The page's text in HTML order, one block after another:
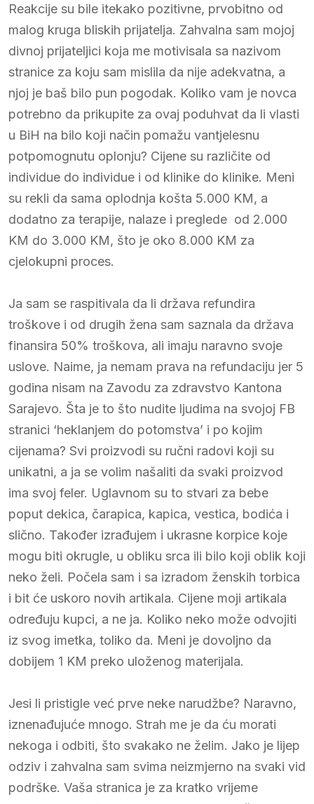
Reakcije su bile itekako pozitivne, prvobitno od
malog kruga bliskih prijatelja. Zahvalna sam mojoj
divnoj prijateljici koja me motivisala sa nazivom
stranice za koju sam mislila da nije adekvatna, a
njoj je baš bilo pun pogodak. Koliko vam je novca
potrebno da prikupite za ovaj poduhvat da li vlasti
u BiH na bilo koji način pomažu vantjelesnu
potpomognutu oplonju? Cijene su različite od
individue do individue i od klinike do klinike. Meni
su rekli da sama oplodnja košta 5.000 KM, a
dodatno za terapije, nalaze i preglede od 2.000
KM do 3.000 KM, što je oko 8.000 KM za
cjelokupni proces.
Ja sam se raspitivala da li država refundira
troškove i od drugih žena sam saznala da država
finansira 50% troškova, ali imaju naravno svoje
uslove. Naime, ja nemam prava na refundaciju jer 5
godina nisam na Zavodu za zdravstvo Kantona
Sarajevo. Šta je to što nudite ljudima na svojoj FB
stranici ‘heklanjem do potomstva’ i po kojim
cijenama? Svi proizvodi su ručni radovi koji su
unikatni, a ja se volim našaliti da svaki proizvod
ima svoj feler. Uglavnom su to stvari za bebe
poput dekica, čarapica, kapica, vestica, bodića i
slično. Također izrađujem i ukrasne korpice koje
mogu biti okrugle, u obliku srca ili bilo koji oblik koji
neko želi. Počela sam i sa izradom ženskih torbica
i bit će uskoro novih artikala. Cijene moji artikala
određuju kupci, a ne ja. Koliko neko može odvojiti
iz svog imetka, toliko da. Meni je dovoljno da
dobijem 1 KM preko uloženog materijala.
Jesi li pristigle već prve neke narudžbe? Naravno,
iznenađujuće mnogo. Strah me je da ću morati
nekoga i odbiti, što svakako ne želim. Jako je lijep
odziv i zahvalna sam svima neizmjerno na svaki vid
podrške. Vaša stranica je za kratko vrijeme